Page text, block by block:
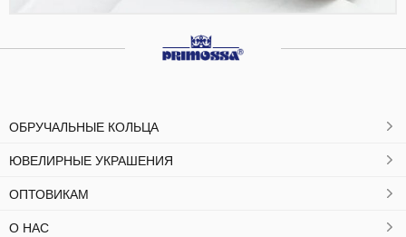
ОБРУЧАЛЬНЫЕ КОЛЬЦА
ЮВЕЛИРНЫЕ УКРАШЕНИЯ
ОПТОВИКАМ
О НАС